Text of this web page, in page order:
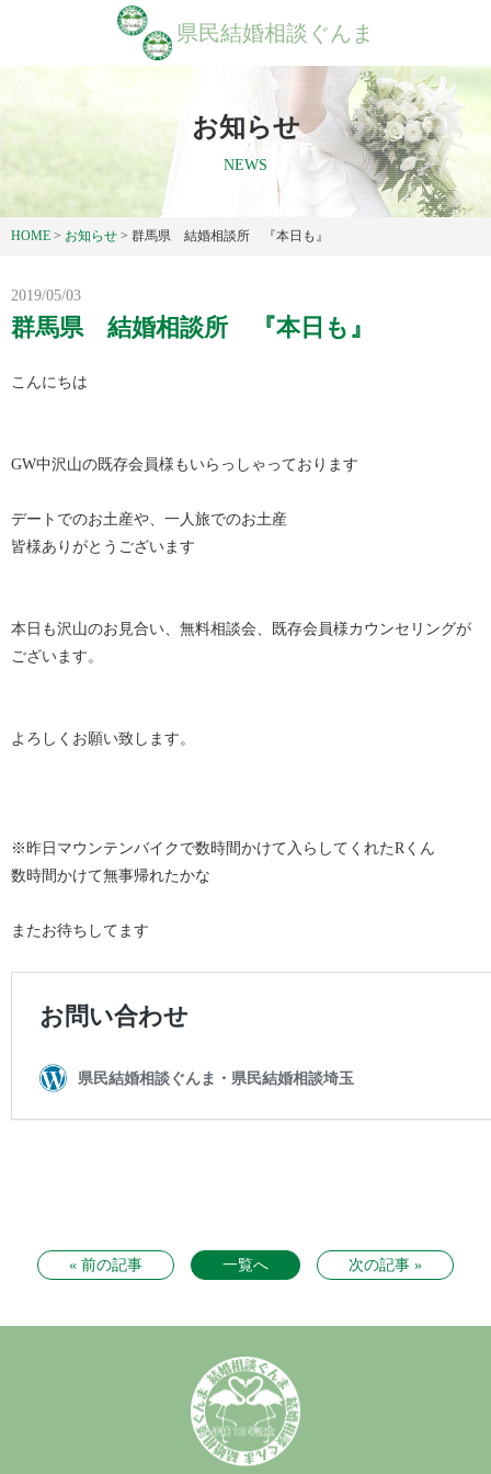
県民結婚相談ぐんま
お知らせ
NEWS
HOME > お知らせ > 群馬県 結婚相談所 『本日も』
2019/05/03
群馬県 結婚相談所 『本日も』
こんにちは
GW中沢山の既存会員様もいらっしゃっております
デートでのお土産や、一人旅でのお土産
皆様ありがとうございます
本日も沢山のお見合い、無料相談会、既存会員様カウンセリングが
ございます。
よろしくお願い致します。
※昨日マウンテンバイクで数時間かけて入らしてくれたRくん
数時間かけて無事帰れたかな
またお待ちしてます
« 前の記事 一覧へ 次の記事 »